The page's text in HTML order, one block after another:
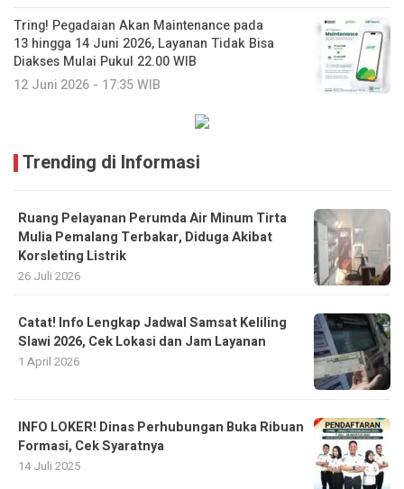
Tring! Pegadaian Akan Maintenance pada
13 hingga 14 Juni 2026, Layanan Tidak Bisa
Diakses Mulai Pukul 22.00 WIB
12 Juni 2026 - 17:35 WIB
Trending di Informasi
Ruang Pelayanan Perumda Air Minum Tirta
Mulia Pemalang Terbakar, Diduga Akibat
Korsleting Listrik
26 Juli 2026
Catat! Info Lengkap Jadwal Samsat Keliling
Slawi 2026, Cek Lokasi dan Jam Layanan
1 April 2026
INFO LOKER! Dinas Perhubungan Buka Ribuan
Formasi, Cek Syaratnya
14 Juli 2025